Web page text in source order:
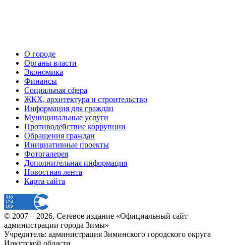
О городе
Органы власти
Экономика
Финансы
Социальная сфера
ЖКХ, архитектура и строительство
Информация для граждан
Муниципальные услуги
Противодействие коррупции
Обращения граждан
Инициативные проекты
Фотогалерея
Дополнительная информация
Новостная лента
Карта сайта
© 2007 – 2026, Сетевое издание «Официальный сайт
администрации города Зимы»
Учредитель: администрация Зиминского городского округа
Иркутской области